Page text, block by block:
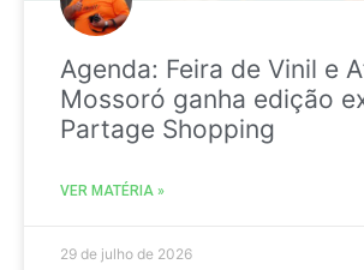
Agenda: Feira de Vinil e
Mossoró ganha edição
Partage Shopping
VER MATÉRIA »
29 de julho de 2026